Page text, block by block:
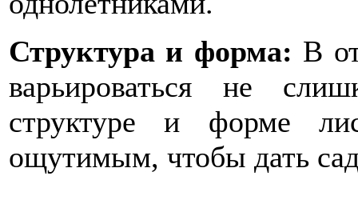
Структура и форма: В
варьироваться не
структуре и форме
ощутимым, чтобы дать